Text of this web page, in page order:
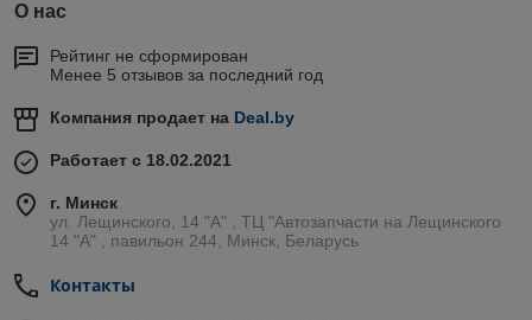
О нас
Рейтинг не сформирован
Менее 5 отзывов за последний год
Компания продает на Deal.by
Работает с 18.02.2021
г. Минск
ул. Лещинского, 14 "А" , ТЦ "Автозапчасти на Лещинcкого
14 "A" , павильон 244, Минск, Беларусь
Контакты